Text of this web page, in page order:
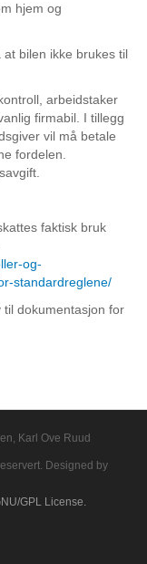
hjem og
bilen ikke brukes til
arbeidstaker
firmabil. I tillegg
vil må betale
fordelen.
faktisk bruk
og-
standardreglene/
dokumentasjon for
Karl Ove Ruud
Designed by
GPL License.